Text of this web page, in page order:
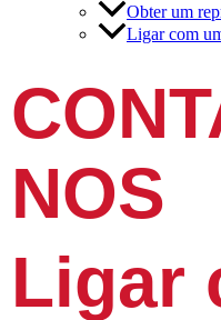
Obter um
Ligar com
NOS
Ligar